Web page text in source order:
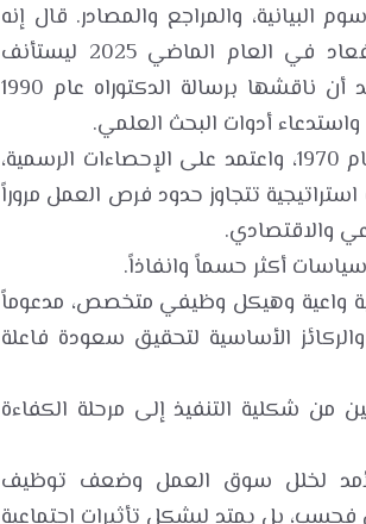
البيانية، والمراجع والمصادر. قال إنه
استشار بعض أصحاب الخبرة والمهتمين، فعاد في العام الماضي 2025 ليستأنف
الكتابة في موضوع السعودة من جديد بعد أن ناقشها برسالة الدكتوراه عام 1990
وقد استعرض خطط التنمية الخمسية من عام 1970، واعتمد على الإحصاءات الرسمية،
تتجاوز حدود فرص العمل مروراً
واعية وهيكل وظيفي متخصص، مدعوماً
الأساسية لتحقيق سعودة فاعلة
من شكلية التنفيذ إلى مرحلة الكفاءة
لخلل سوق العمل وضعف توظيف